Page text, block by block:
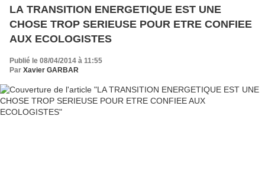
LA TRANSITION ENERGETIQUE EST UNE
CHOSE TROP SERIEUSE POUR ETRE CONFIEE
AUX ECOLOGISTES
Publié le 08/04/2014 à 11:55
Par Xavier GARBAR